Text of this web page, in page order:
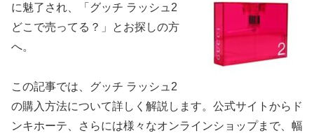
に魅了され、「グッチ ラッシュ2
どこで売ってる？」とお探しの方
へ。
この記事では、グッチ ラッシュ2
の購入方法について詳しく解説します。公式サイトからド
ンキホーテ、さらには様々なオンラインショップまで、幅